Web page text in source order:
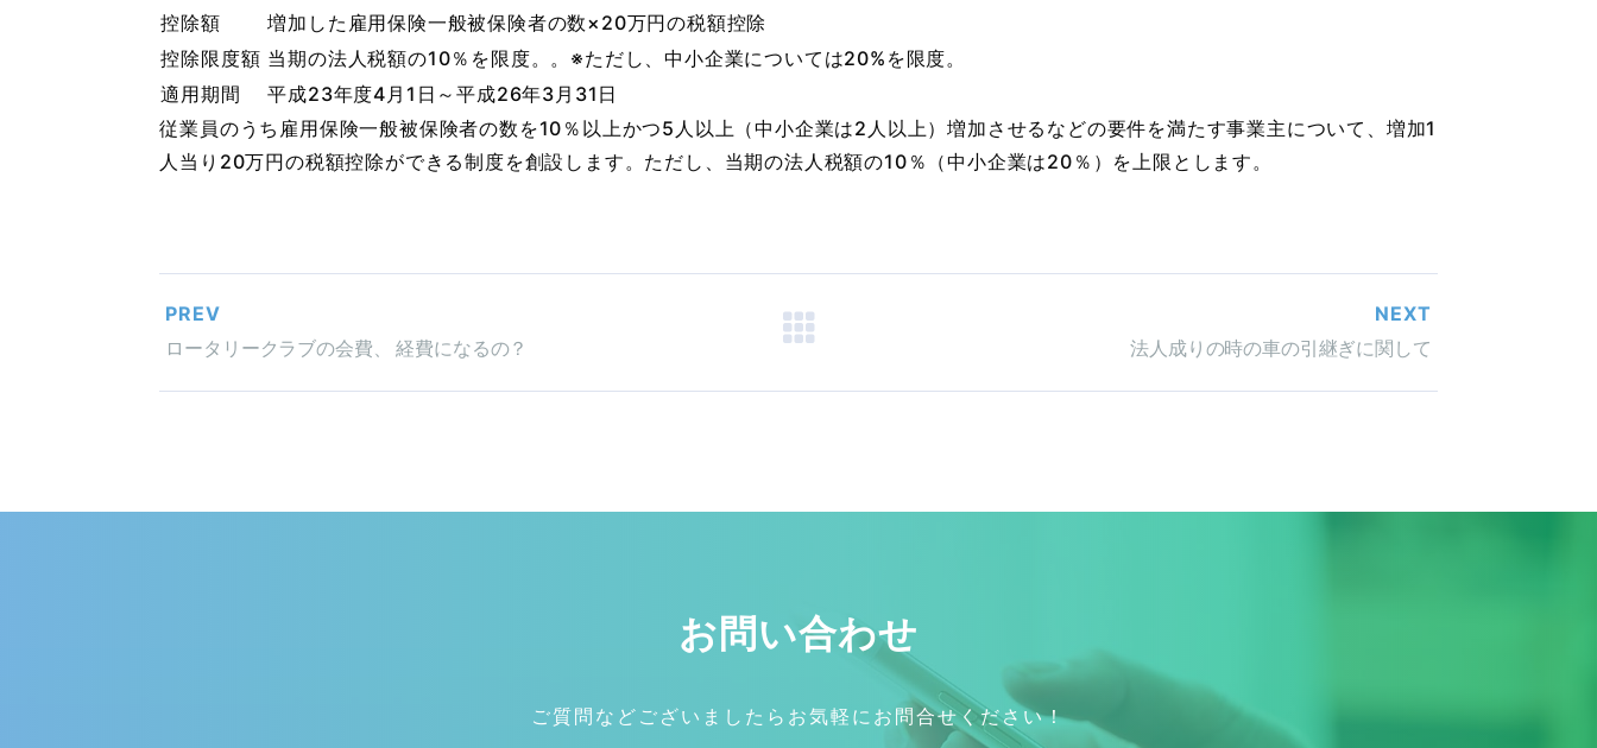
控除額
増加した雇用保険一般被保険者の数×20万円の税額控除
控除限度額 当期の法人税額の10％を限度。。※ただし、中小企業については20%を限度。
適用期間
平成23年度4月1日～平成26年3月31日
従業員のうち雇用保険一般被保険者の数を10％以上かつ5人以上（中小企業は2人以上）増加させるなどの要件を満たす事業主について、増加1
人当り20万円の税額控除ができる制度を創設します。ただし、当期の法人税額の10％（中小企業は20％）を上限とします。
PREV
ロータリークラブの会費、 経費になるの？
NEXT
法人成りの時の車の引継ぎに関して
お問い合わせ
ご質問などございましたらお気軽にお問合せください！